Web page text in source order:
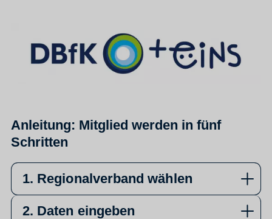
Anleitung: Mitglied werden in fünf
Schritten
1. Regionalverband wählen
2. Daten eingeben